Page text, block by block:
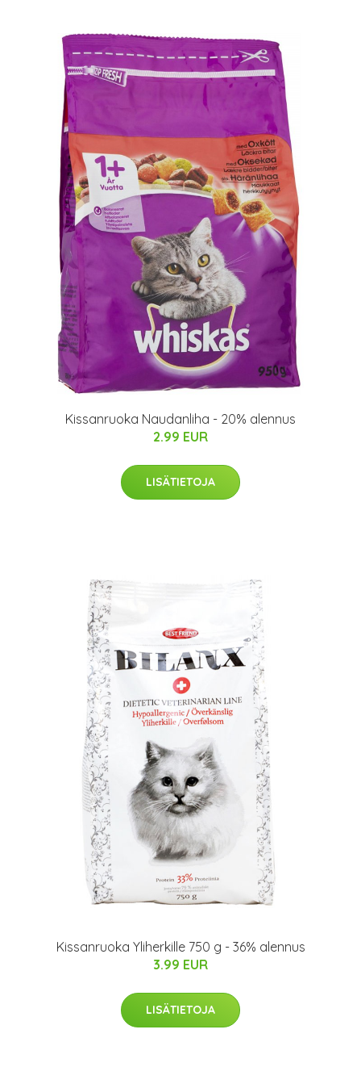
Kissanruoka Naudanliha - 20% alennus
2.99 EUR
LISÄTIETOJA
Kissanruoka Yliherkille 750 g - 36% alennus
3.99 EUR
LISÄTIETOJA